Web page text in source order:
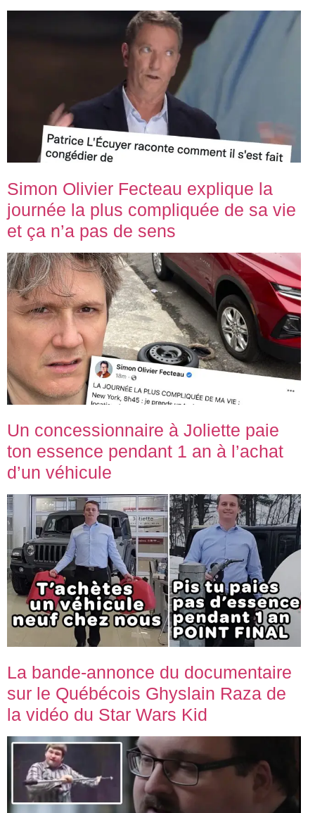
Simon Olivier Fecteau explique la
journée la plus compliquée de sa vie
et ça n’a pas de sens
Un concessionnaire à Joliette paie
ton essence pendant 1 an à l’achat
d’un véhicule
La bande-annonce du documentaire
sur le Québécois Ghyslain Raza de
la vidéo du Star Wars Kid